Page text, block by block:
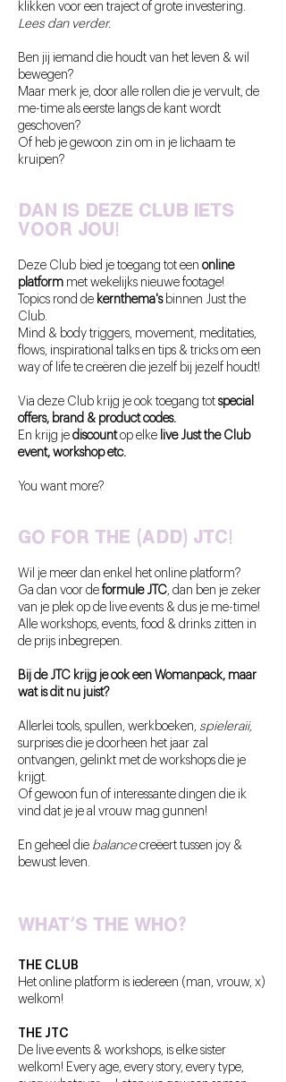
klikken voor een traject of grote investering.
Lees dan verder.
Ben jij iemand die houdt van het leven & wil
bewegen?
Maar merk je, door alle rollen die je vervult, de
me-time als eerste langs de kant wordt
geschoven?
Of heb je gewoon zin om in je lichaam te
kruipen?
DAN IS deze club
IETS
VOOR JOU!
Deze Club bied je toegang tot een online
platform met wekelijks nieuwe footage!
Topics rond de kernthema's binnen Just the
Club.
Mind & body triggers, movement, meditaties,
flows, inspirational talks en tips & tricks om een
way of life te creëren die jezelf bij jezelf houdt!
Via deze Club krijg je ook toegang tot special
offers, brand & product codes.
En krijg je discountop elke live Just the Club
event, workshop etc.
You want more?
go for the (ADD) jtc!
Wil je meer dan enkel het online platform?
Ga dan voor de formule JTC, dan ben je zeker
van je plek op de live events & dus je me-time!
Alle workshops, events, food & drinks zitten in
de prijs inbegrepen.
Bij de JTC krijg je ook een Womanpack, maar
wat is dit nu juist?
Allerlei tools, spullen, werkboeken, spieleraii,
surprises die je doorheen het jaar zal
ontvangen, gelinkt met de workshops die je
krijgt.
Of gewoon fun of interessante dingen die ik
vind dat je je al vrouw mag gunnen!
En geheel die balancecreëert tussen joy &
bewust leven.
WHAT’S THE WHO?
THE CLUB
Het online platform is iedereen (man, vrouw, x)
welkom!
THE JTC
De live events & workshops, is elke sister
welkom! Every age, every story, every type,